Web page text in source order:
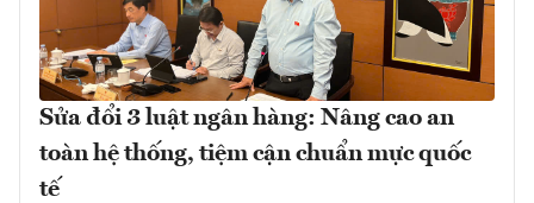
Sửa đổi 3 luật ngân hàng: Nâng cao an
toàn hệ thống, tiệm cận chuẩn mực quốc
tế